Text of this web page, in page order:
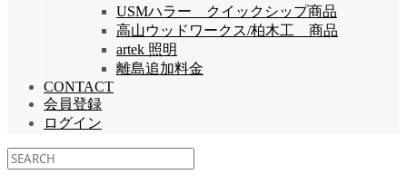
USMハラー クイックシップ商品
高山ウッドワークス/柏木工 商品
artek 照明
離島追加料金
CONTACT
会員登録
ログイン